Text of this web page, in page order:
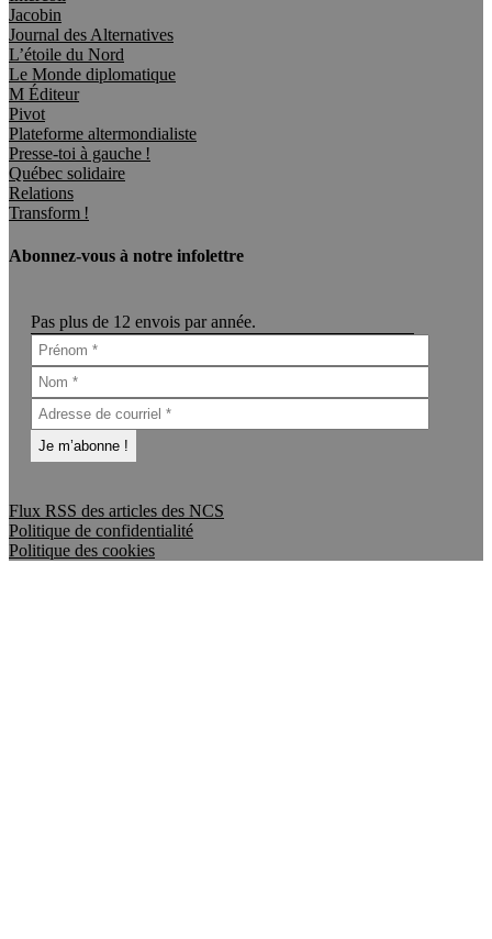
Jacobin
Journal des Alternatives
L’étoile du Nord
Le Monde diplomatique
M Éditeur
Pivot
Plateforme altermondialiste
Presse-toi à gauche !
Québec solidaire
Relations
Transform !
Abonnez-vous à notre infolettre
Pas plus de 12 envois par année.
Flux RSS des articles des NCS
Politique de confidentialité
Politique des cookies